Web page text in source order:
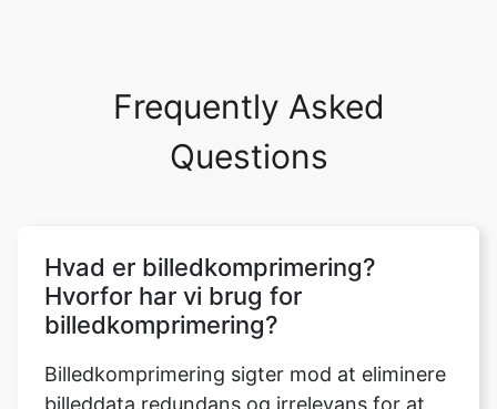
Hvad er billedkomprimering?
Billedkomprimering sigter mod at eliminere
billeddata redundans og irrelevans for at
gemme eller overføre data mere effektivt.
Dens mål er at reducere antallet af bits, der
er nødvendige for at repræsentere et